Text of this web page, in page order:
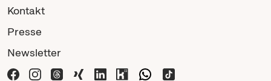
Kontakt
Presse
Newsletter